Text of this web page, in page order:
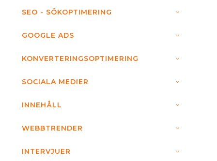
SEO - SÖKOPTIMERING
GOOGLE ADS
KONVERTERINGSOPTIMERING
SOCIALA MEDIER
INNEHÅLL
WEBBTRENDER
INTERVJUER